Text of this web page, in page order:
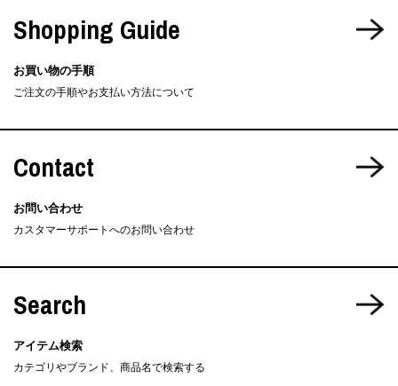
Shopping Guide
お買い物の手順
ご注文の手順やお支払い方法について
Contact
お問い合わせ
カスタマーサポートへのお問い合わせ
Search
アイテム検索
カテゴリやブランド、商品名で検索する